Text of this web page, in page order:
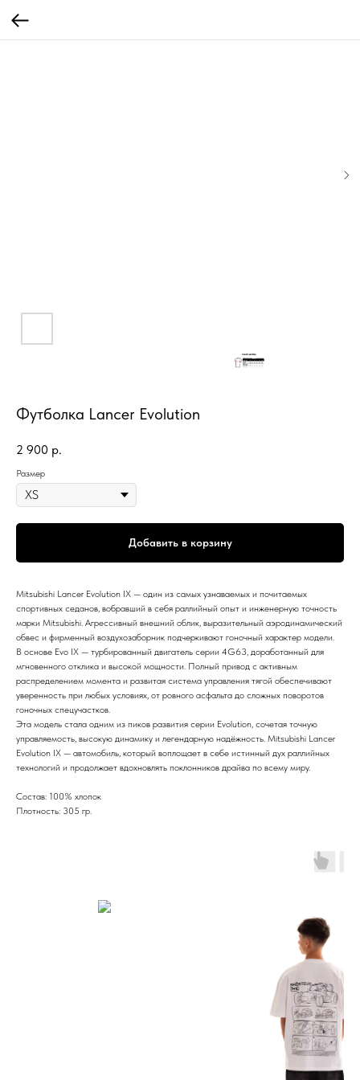
Футболка Lancer Evolution
2 900 р.
Размер
Добавить в корзину
Mitsubishi Lancer Evolution IX — один из самых узнаваемых и почитаемых
спортивных седанов, вобравший в себя раллийный опыт и инженерную точность
марки Mitsubishi. Агрессивный внешний облик, выразительный аэродинамический
обвес и фирменный воздухозаборник подчеркивают гоночный характер модели.
В основе Evo IX — турбированный двигатель серии 4G63, доработанный для
мгновенного отклика и высокой мощности. Полный привод с активным
распределением момента и развитая система управления тягой обеспечивают
уверенность при любых условиях, от ровного асфальта до сложных поворотов
гоночных спецучастков.
Эта модель стала одним из пиков развития серии Evolution, сочетая точную
управляемость, высокую динамику и легендарную надёжность. Mitsubishi Lancer
Evolution IX — автомобиль, который воплощает в себе истинный дух раллийных
технологий и продолжает вдохновлять поклонников драйва по всему миру.
Состав: 100% хлопок
Плотность: 305 гр.